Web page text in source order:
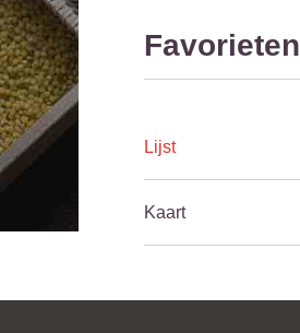
Favorieten
Lijst
Kaart